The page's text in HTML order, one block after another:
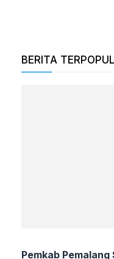
BERITA
Pemkab